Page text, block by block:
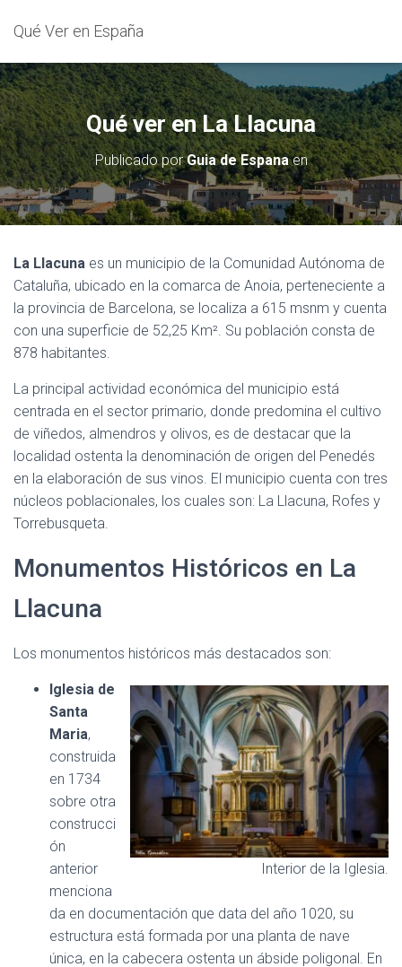
Qué Ver en España
Qué ver en La Llacuna
Publicado porGuia de Espanaen
La Llacuna es un municipio de la Comunidad Autónoma de
Cataluña, ubicado en la comarca de Anoia, perteneciente a
la provincia de Barcelona, se localiza a 615 msnm y cuenta
con una superficie de 52,25 Km². Su población consta de
878 habitantes.
La principal actividad económica del municipio está
centrada en el sector primario, donde predomina el cultivo
de viñedos, almendros y olivos, es de destacar que la
localidad ostenta la denominación de origen del Penedés
en la elaboración de sus vinos. El municipio cuenta con tres
núcleos poblacionales, los cuales son: La Llacuna, Rofes y
Torrebusqueta.
Monumentos Históricos en La
Llacuna
Los monumentos históricos más destacados son:
Interior de la Iglesia.
Iglesia de
Santa
Maria,
construida
en 1734
sobre otra
construcci
ón
anterior
menciona
da en documentación que data del año 1020, su
estructura está formada por una planta de nave
única, en la cabecera ostenta un ábside poligonal. En